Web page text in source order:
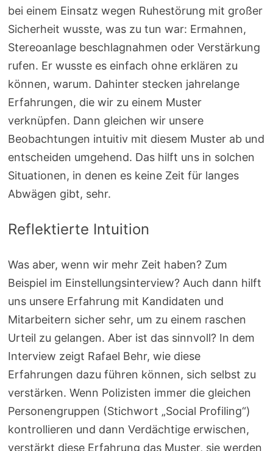
bei einem Einsatz wegen Ruhestörung mit großer
Sicherheit wusste, was zu tun war: Ermahnen,
Stereoanlage beschlagnahmen oder Verstärkung
rufen. Er wusste es einfach ohne erklären zu
können, warum. Dahinter stecken jahrelange
Erfahrungen, die wir zu einem Muster
verknüpfen. Dann gleichen wir unsere
Beobachtungen intuitiv mit diesem Muster ab und
entscheiden umgehend. Das hilft uns in solchen
Situationen, in denen es keine Zeit für langes
Abwägen gibt, sehr.
Reflektierte Intuition
Was aber, wenn wir mehr Zeit haben? Zum
Beispiel im Einstellungsinterview? Auch dann hilft
uns unsere Erfahrung mit Kandidaten und
Mitarbeitern sicher sehr, um zu einem raschen
Urteil zu gelangen. Aber ist das sinnvoll? In dem
Interview zeigt Rafael Behr, wie diese
Erfahrungen dazu führen können, sich selbst zu
verstärken. Wenn Polizisten immer die gleichen
Personengruppen (Stichwort „Social Profiling“)
kontrollieren und dann Verdächtige erwischen,
verstärkt diese Erfahrung das Muster, sie werden